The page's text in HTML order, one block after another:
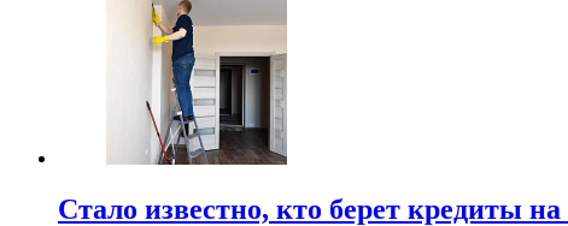
Стало известно, кто берет кредиты